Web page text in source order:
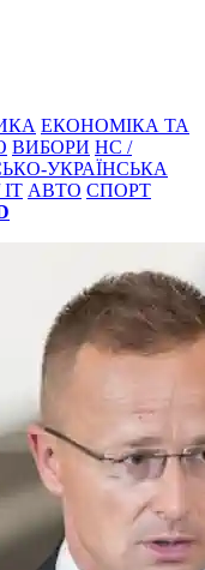
ЕКОНОМІКА ТА
ВИБОРИ НС /
УКРАЇНСЬКА
АВТО СПОРТ